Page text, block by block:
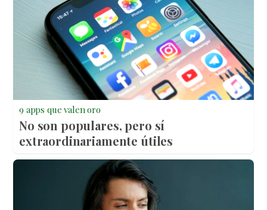
9 apps que valen oro
No son populares, pero sí
extraordinariamente útiles